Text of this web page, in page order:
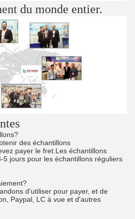
du monde entier.
des échantillons
payer le fret.Les échantillons
5 jours pour les échantillons réguliers
d'utiliser pour payer, et de
Paypal, LC à vue et d'autres